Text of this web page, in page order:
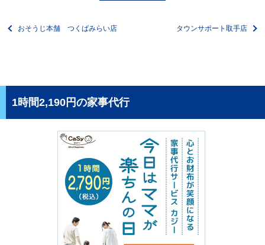
おそうじ本舗 つくばみらい店 タウンサポート取手店
1時間2,190円の家事代行